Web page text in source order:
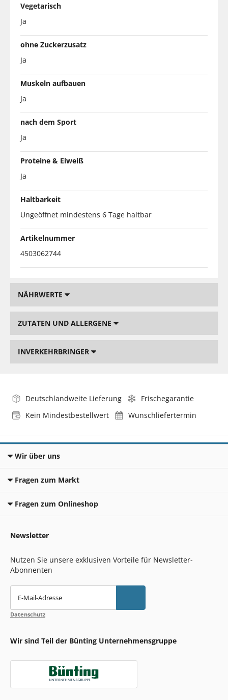
Vegetarisch
Ja
ohne Zuckerzusatz
Ja
Muskeln aufbauen
Ja
nach dem Sport
Ja
Proteine & Eiweiß
Ja
Haltbarkeit
Ungeöffnet mindestens 6 Tage haltbar
Artikelnummer
4503062744
NÄHRWERTE
ZUTATEN UND ALLERGENE
INVERKEHRBRINGER
Deutschlandweite Lieferung
Frischegarantie
Kein Mindestbestellwert
Wunschliefertermin
Wir über uns
Fragen zum Markt
Fragen zum Onlineshop
Newsletter
Nutzen Sie unsere exklusiven Vorteile für Newsletter-
Abonnenten
E-Mail-Adresse
Datenschutz
Wir sind Teil der Bünting Unternehmensgruppe